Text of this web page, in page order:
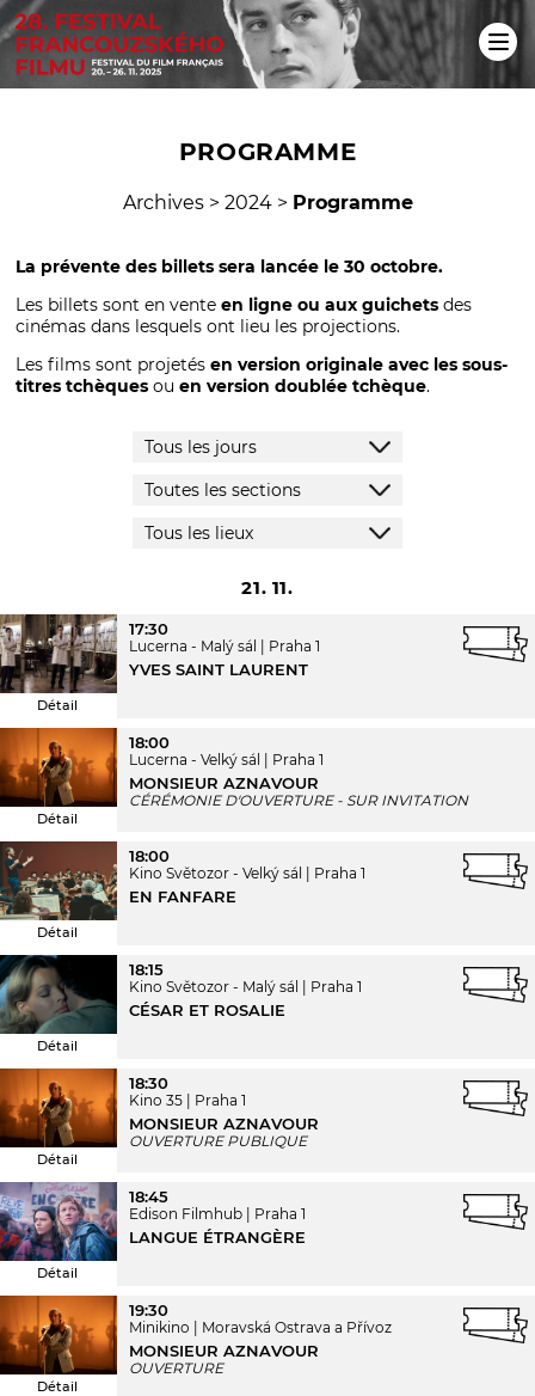
PROGRAMME
Archives> 2024> Programme
La prévente des billets sera lancée le 30 octobre.
Les billets sont en vente en ligne ou aux guichets des
cinémas dans lesquels ont lieu les projections.
Les films sont projetés en version originale avec les sous-
titres tchèques ou en version doublée tchèque.
21. 11.
Détail
17:30
Lucerna - Malý sál Praha 1
YVES SAINT LAURENT
Détail
18:00
Lucerna - Velký sál Praha 1
MONSIEUR AZNAVOUR
CÉRÉMONIE D'OUVERTURE - SUR INVITATION
Détail
18:00
Kino Světozor - Velký sál Praha 1
EN FANFARE
Détail
18:15
Kino Světozor - Malý sál Praha 1
CÉSAR ET ROSALIE
Détail
18:30
Kino 35 Praha 1
MONSIEUR AZNAVOUR
OUVERTURE PUBLIQUE
Détail
18:45
Edison Filmhub Praha 1
LANGUE ÉTRANGÈRE
Détail
19:30
Minikino Moravská Ostrava a Přívoz
MONSIEUR AZNAVOUR
OUVERTURE